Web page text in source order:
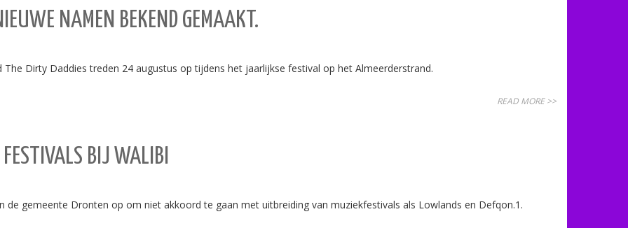
NAMEN BEKEND GEMAAKT.
The Dirty Daddies treden 24 augustus op tijdens het jaarlijkse festival op het Almeerderstrand.
READ MORE >>
BIJ WALIBI
de gemeente Dronten op om niet akkoord te gaan met uitbreiding van muziekfestivals als Lowlands en Defqon.1.